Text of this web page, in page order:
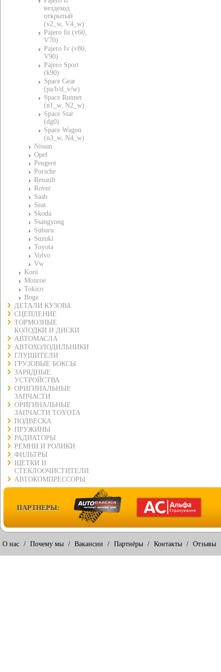
вездеход
открытый
(v2_w, V4_w)
Pajero Iii (v60,
V70)
Pajero Iv (v80,
V90)
Pajero Sport
(k90)
Space Gear
(pa/b/d_v/w)
Space Runner
(n1_w, N2_w)
Space Star
(dg0)
Space Wagon
(n3_w, N4_w)
Nissan
Opel
Peugeot
Porsche
Renault
Rover
Saab
Seat
Skoda
Ssangyong
Subaru
Suzuki
Toyota
Volvo
Vw
Koni
Monroe
Tokico
Boge
ДЕТАЛИ КУЗОВА
СЦЕПЛЕНИЕ
ТОРМОЗНЫЕ
КОЛОДКИ И ДИСКИ
АВТОМАСЛА
АВТОХОЛОДИЛЬНИКИ
ГЛУШИТЕЛИ
ГРУЗОВЫЕ БОКСЫ
ЗАРЯДНЫЕ
УСТРОЙСТВА
ОРИГИНАЛЬНЫЕ
ЗАПЧАСТИ
ОРИГИНАЛЬНЫЕ
ЗАПЧАСТИ TOYOTA
ПОДВЕСКА
ПРУЖИНЫ
РАДИАТОРЫ
РЕМНИ И РОЛИКИ
ФИЛЬТРЫ
ЩЕТКИ И
СТЕКЛООЧИСТИТЕЛИ
АВТОКОМПРЕССОРЫ
ПАРТНЕРЫ:
О нас / Почему мы / Вакансии / Партнёры / Контакты / Отзывы